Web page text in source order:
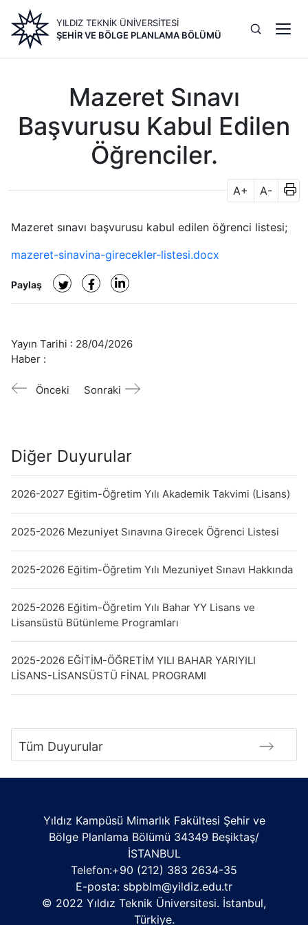
içeriğe
atla
YILDIZ TEKNİK ÜNİVERSİTESİ
ŞEHIR VE BÖLGE PLANLAMA BÖLÜMÜ
Mazeret Sınavı
Başvurusu Kabul Edilen
Öğrenciler.
A+ A-
Mazeret sınavı başvurusu kabul edilen öğrenci listesi;
mazeret-sinavina-girecekler-listesi.docx
Paylaş
Yayın Tarihi : 28/04/2026
Haber :
Önceki Sonraki
Diğer Duyurular
2026-2027 Eğitim-Öğretim Yılı Akademik Takvimi (Lisans)
2025-2026 Mezuniyet Sınavına Girecek Öğrenci Listesi
2025-2026 Eğitim-Öğretim Yılı Mezuniyet Sınavı Hakkında
2025-2026 Eğitim-Öğretim Yılı Bahar YY Lisans ve
Lisansüstü Bütünleme Programları
2025-2026 EĞİTİM-ÖĞRETİM YILI BAHAR YARIYILI
LİSANS-LİSANSÜSTÜ FİNAL PROGRAMI
Tüm Duyurular
Yıldız Kampüsü Mimarlık Fakültesi Şehir ve
Bölge Planlama Bölümü 34349 Beşiktaş/
İSTANBUL
Telefon:+90 (212) 383 2634-35
E-posta: sbpblm@yildiz.edu.tr
© 2022 Yıldız Teknik Üniversitesi. İstanbul,
Türkiye.